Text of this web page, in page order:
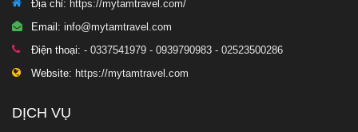
Địa chỉ: https://mytamtravel.com/
Email: info@mytamtravel.com
Điện thoại: - 0337541979 - 0939790983 - 02523500286
Website: https://mytamtravel.com
DỊCH VỤ